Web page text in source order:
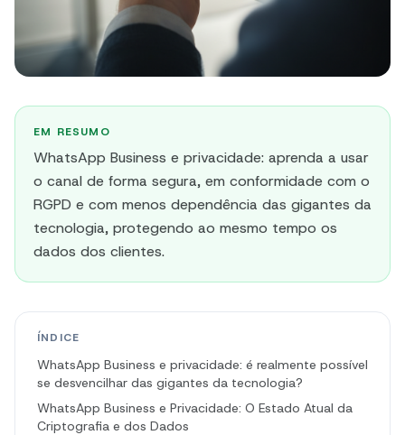
EM RESUMO
WhatsApp Business e privacidade: aprenda a usar
o canal de forma segura, em conformidade com o
RGPD e com menos dependência das gigantes da
tecnologia, protegendo ao mesmo tempo os
dados dos clientes.
ÍNDICE
WhatsApp Business e privacidade: é realmente possível
se desvencilhar das gigantes da tecnologia?
WhatsApp Business e Privacidade: O Estado Atual da
Criptografia e dos Dados